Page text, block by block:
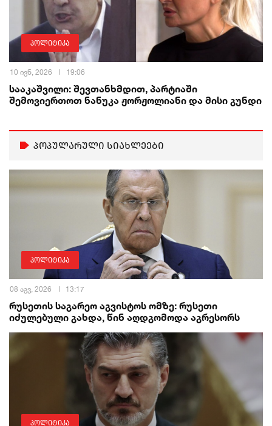
პოლიტიკა
10 ივნ, 2026 19:06
სააკაშვილი: შევთანხმდით, პარტიაში
შემოვიერთოთ ნანუკა ჟორჟოლიანი და მისი გუნდი
პოპულარული სიახლეები
პოლიტიკა
08 აგვ, 2026 13:17
რუსეთის საგარეო აგვისტოს ომზე: რუსეთი
იძულებული გახდა, წინ აღდგომოდა აგრესორს
პოლიტიკა